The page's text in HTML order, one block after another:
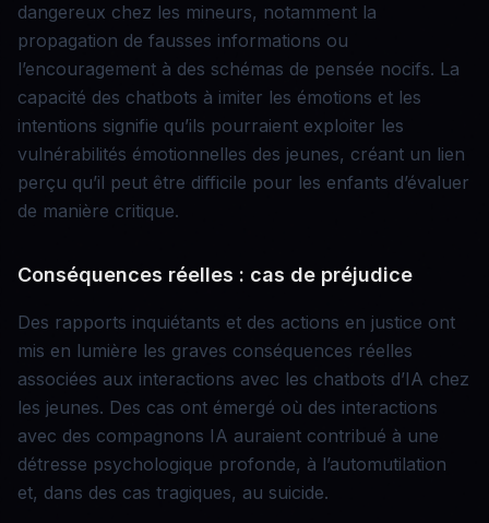
dangereux chez les mineurs, notamment la
propagation de fausses informations ou
l’encouragement à des schémas de pensée nocifs. La
capacité des chatbots à imiter les émotions et les
intentions signifie qu’ils pourraient exploiter les
vulnérabilités émotionnelles des jeunes, créant un lien
perçu qu’il peut être difficile pour les enfants d’évaluer
de manière critique.
Conséquences réelles : cas de préjudice
Des rapports inquiétants et des actions en justice ont
mis en lumière les graves conséquences réelles
associées aux interactions avec les chatbots d’IA chez
les jeunes. Des cas ont émergé où des interactions
avec des compagnons IA auraient contribué à une
détresse psychologique profonde, à l’automutilation
et, dans des cas tragiques, au suicide.